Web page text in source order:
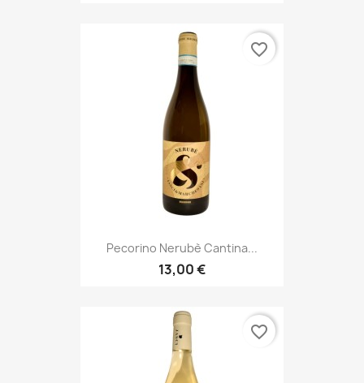
Pecorino Nerubè Cantina...
13,00 €
favorite_border
favorite_border